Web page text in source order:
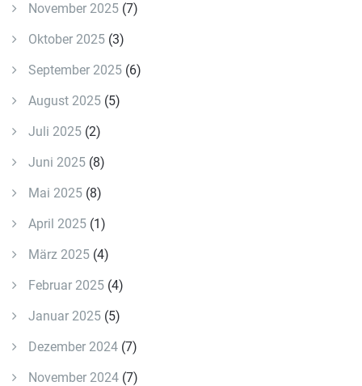
November 2025 (7)
Oktober 2025 (3)
September 2025 (6)
August 2025 (5)
Juli 2025 (2)
Juni 2025 (8)
Mai 2025 (8)
April 2025 (1)
März 2025 (4)
Februar 2025 (4)
Januar 2025 (5)
Dezember 2024 (7)
November 2024 (7)